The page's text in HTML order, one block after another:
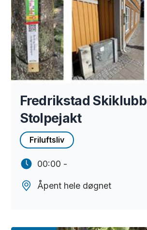
Fredrikstad Skiklubb
Stolpejakt
Friluftsliv
00:00 -
Åpent hele døgnet